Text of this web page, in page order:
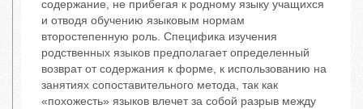
содержание, не прибегая к родному языку учащихся
и отводя обучению языковым нормам
второстепенную роль. Специфика изучения
родственных языков предполагает определенный
возврат от содержания к форме, к использованию на
занятиях сопоставительного метода, так как
«похожесть» языков влечет за собой разрыв между